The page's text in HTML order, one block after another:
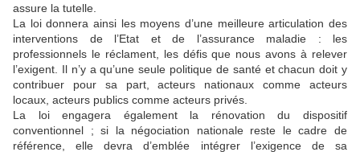
assure la tutelle.
La loi donnera ainsi les moyens d’une meilleure articulation des
interventions de l’Etat et de l’assurance maladie : les
professionnels le réclament, les défis que nous avons à relever
l’exigent. Il n’y a qu’une seule politique de santé et chacun doit y
contribuer pour sa part, acteurs nationaux comme acteurs
locaux, acteurs publics comme acteurs privés.
La loi engagera également la rénovation du dispositif
conventionnel ; si la négociation nationale reste le cadre de
référence, elle devra d’emblée intégrer l’exigence de sa